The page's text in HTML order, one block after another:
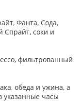
Фанта, Сода,
Спрайт, соки и
фильтрованный
обеда и ужина, а
указанные часы